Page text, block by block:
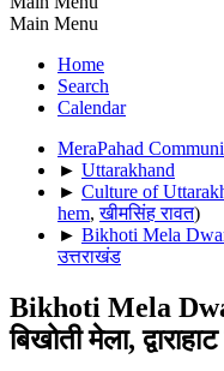
Main Menu
Home
Search
Calendar
MeraPahad
► Uttarakhand
► Culture of
hem,खीमसिंह रावत)
► Bikhoti Mela
उत्तराखंड
Bikhoti Mela
बिखोती मेला,